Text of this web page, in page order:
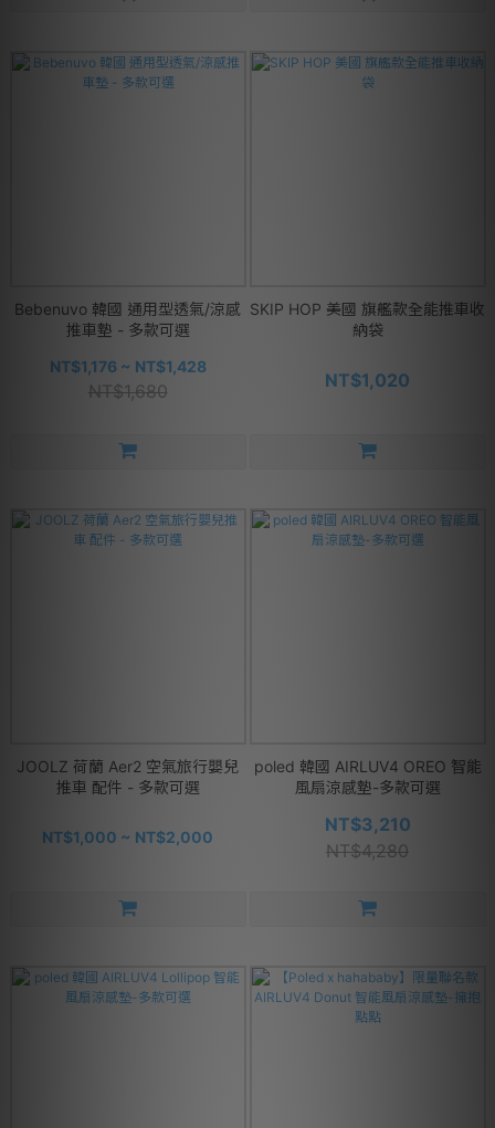
Bebenuvo 韓國 通用型透氣/涼感
推車墊 - 多款可選
NT$1,176 ~ NT$1,428
NT$1,680
SKIP HOP 美國 旗艦款全能推車收
納袋
NT$1,020
JOOLZ 荷蘭 Aer2 空氣旅行嬰兒
推車 配件 - 多款可選
NT$1,000 ~ NT$2,000
poled 韓國 AIRLUV4 OREO 智能
風扇涼感墊-多款可選
NT$3,210
NT$4,280